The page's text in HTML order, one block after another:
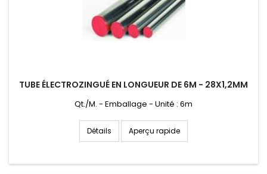
TUBE ÉLECTROZINGUÉ EN LONGUEUR DE 6M - 28X1,2MM
Qt./M. - Emballage - Unité : 6m
Détails Aperçu rapide